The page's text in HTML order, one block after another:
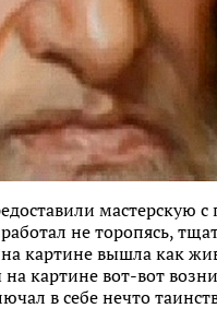
не торопясь,
картине вышла как
картине вот-вот
в себе нечто